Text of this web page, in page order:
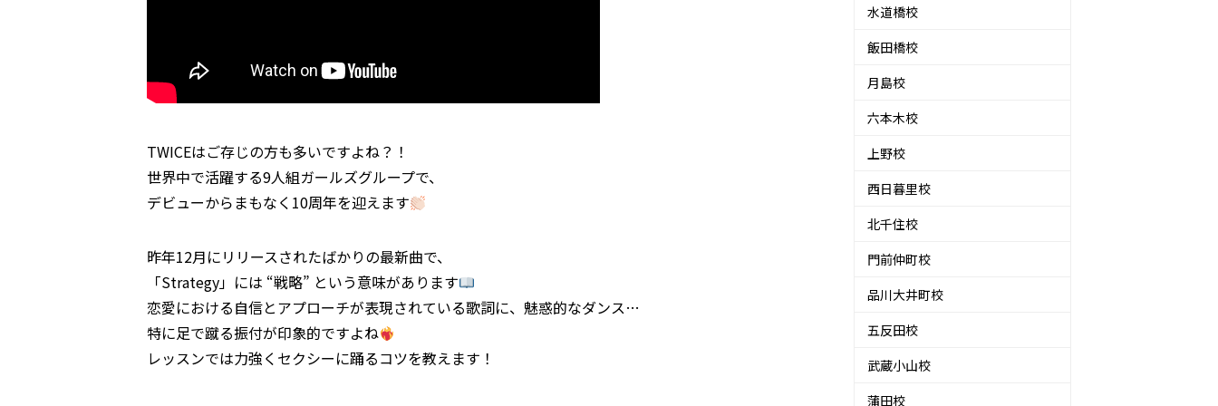
TWICEはご存じの方も多いですよね？！
世界中で活躍する9人組ガールズグループで、
デビューからまもなく10周年を迎えます
昨年12月にリリースされたばかりの最新曲で、
「Strategy」には “戦略” という意味があります
恋愛における自信とアプローチが表現されている歌詞に、魅惑的なダンス…
特に足で蹴る振付が印象的ですよね
レッスンでは力強くセクシーに踊るコツを教えます！
水道橋校
飯田橋校
月島校
六本木校
上野校
西日暮里校
北千住校
門前仲町校
品川大井町校
五反田校
武蔵小山校
蒲田校